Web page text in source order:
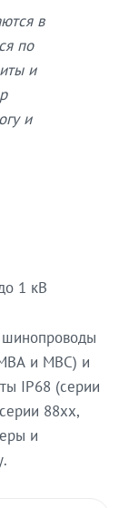
в
по
и
и
1 кВ
шинопроводы
и МВС) и
IP68 (серии
88xx,
и